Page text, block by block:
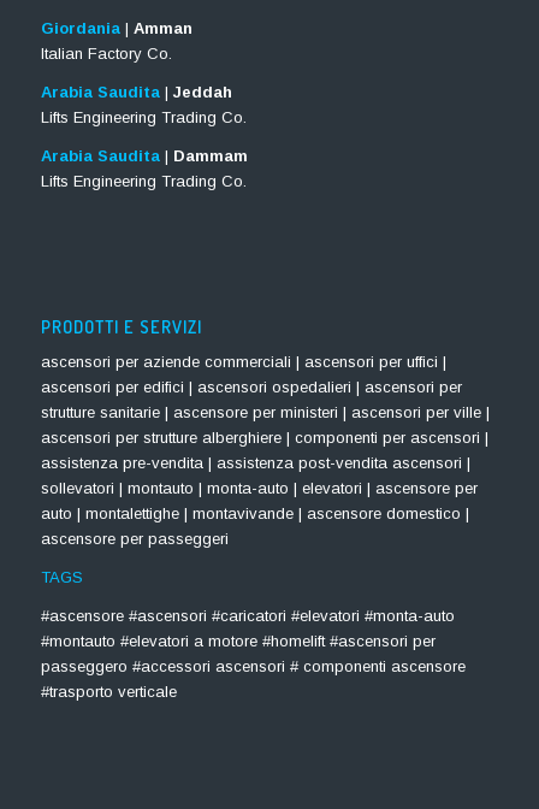
Giordania| Amman
Italian Factory Co.
Arabia Saudita| Jeddah
Lifts Engineering Trading Co.
Arabia Saudita| Dammam
Lifts Engineering Trading Co.
PRODOTTI E SERVIZI
ascensori per aziende commerciali | ascensori per uffici |
ascensori per edifici | ascensori ospedalieri | ascensori per
strutture sanitarie | ascensore per ministeri | ascensori per ville |
ascensori per strutture alberghiere | componenti per ascensori |
assistenza pre-vendita | assistenza post-vendita ascensori |
sollevatori | montauto | monta-auto | elevatori | ascensore per
auto | montalettighe | montavivande | ascensore domestico |
ascensore per passeggeri
TAGS
#ascensore #ascensori #caricatori #elevatori #monta-auto
#montauto #elevatori a motore #homelift #ascensori per
passeggero #accessori ascensori # componenti ascensore
#trasporto verticale